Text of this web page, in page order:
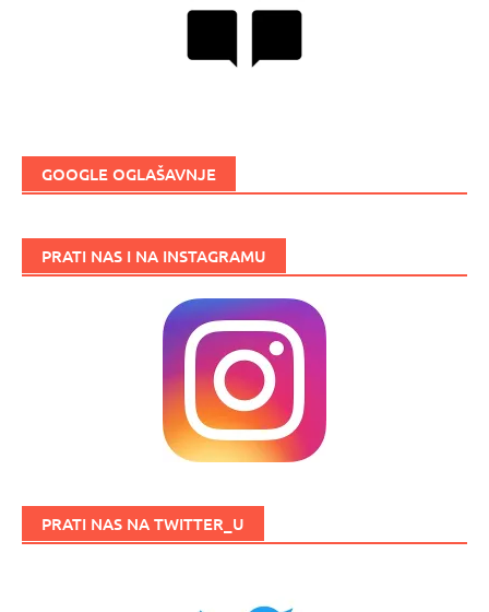
GOOGLE OGLAŠAVNJE
PRATI NAS I NA INSTAGRAMU
PRATI NAS NA TWITTER_U